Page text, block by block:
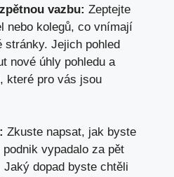
vazbu: Zeptejte
nebo kolegů, co vnímají
stránky. Jejich pohled
nové úhly pohledu a
které pro vás jsou
Zkuste napsat, jak byste
vypadalo za pět
Jaký dopad byste chtěli